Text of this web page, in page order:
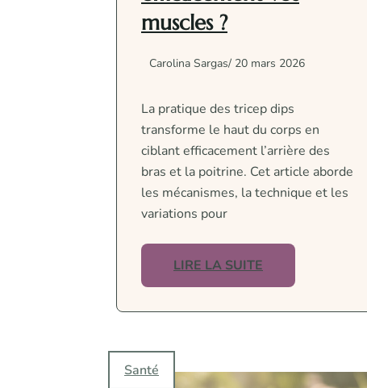
muscles ?
Carolina Sargas/ 20 mars 2026
La pratique des tricep dips
transforme le haut du corps en
ciblant efficacement l’arrière des
bras et la poitrine. Cet article aborde
les mécanismes, la technique et les
variations pour
LIRE LA SUITE
Santé